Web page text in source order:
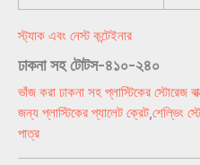
স্ট্যাক এবং নেস্ট কন্টেইনার
ঢাকনা সহ টোটস-৪১০-২৪০
ভাঁজ করা ঢাকনা সহ প্লাস্টিকের স্টোরেজ
জন্য প্লাস্টিকের প্যালেট ক্রেট,শেল্ভিং
পাত্র